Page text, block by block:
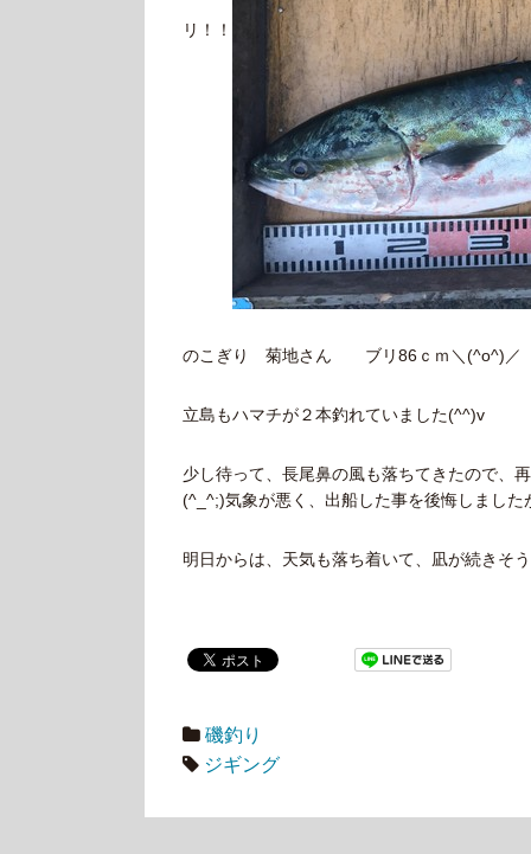
リ！！
のこぎり 菊地さん ブリ86ｃｍ＼(^o^)／
立島もハマチが２本釣れていました(^^)v
少し待って、長尾鼻の風も落ちてきたので、
(^_^;)気象が悪く、出船した事を後悔しまし
明日からは、天気も落ち着いて、凪が続きそ
磯釣り
ジギング